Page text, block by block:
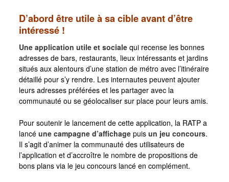
D’abord être utile à sa cible avant d’être
intéressé !
Une application utile et socialequi recense les bonnes
adresses de bars, restaurants, lieux intéressants et jardins
situés aux alentours d’une station de métro avec l’itinéraire
détaillé pour s’y rendre. Les internautes peuvent ajouter
leurs adresses préférées et les partager avec la
communauté ou se géolocaliser sur place pour leurs amis.
Pour soutenir le lancement de cette application, la RATP a
lancé une campagne d’affichagepuis un jeu concours.
Il s’agit d’animer la communauté des utilisateurs de
l’application et d’accroître le nombre de propositions de
bons plans via le jeu concours lancé en complément.